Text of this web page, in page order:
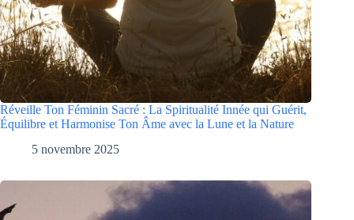
Réveille Ton Féminin Sacré : La Spiritualité Innée qui Guérit,
Équilibre et Harmonise Ton Âme avec la Lune et la Nature
5 novembre 2025